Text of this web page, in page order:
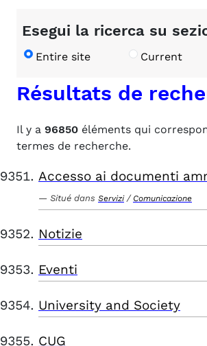
Esegui la ricerca su
Entire site Current
Résultats de
Il y a 96850 éléments qui
termes de recherche.
Accesso ai documenti
Situé dans Servizi / Comunicazione
Notizie
Eventi
University and Society
CUG